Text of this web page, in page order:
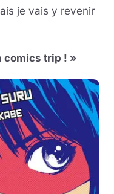
je vais y revenir
comics trip ! »